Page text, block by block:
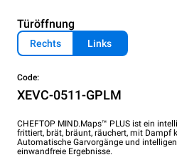
Türöffnung
Rechts Links
Code:
XEVC-0511-GPLM
CHEFTOP MIND.Maps™ PLUS ist ein
frittiert, brät, bräunt, räuchert, mit Dampf
Automatische Garvorgänge und
einwandfreie Ergebnisse.